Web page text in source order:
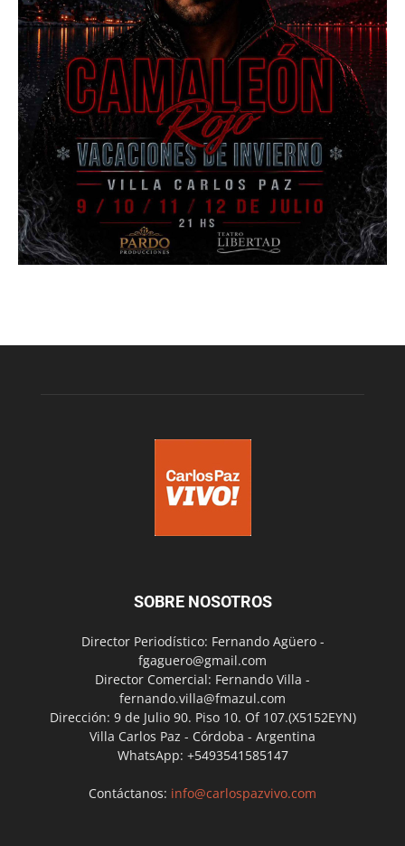
SOBRE NOSOTROS
Director Periodístico: Fernando Agüero -
fgaguero@gmail.com
Director Comercial: Fernando Villa -
fernando.villa@fmazul.com
Dirección: 9 de Julio 90. Piso 10. Of 107.(X5152EYN)
Villa Carlos Paz - Córdoba - Argentina
WhatsApp: +5493541585147
Contáctanos: info@carlospazvivo.com